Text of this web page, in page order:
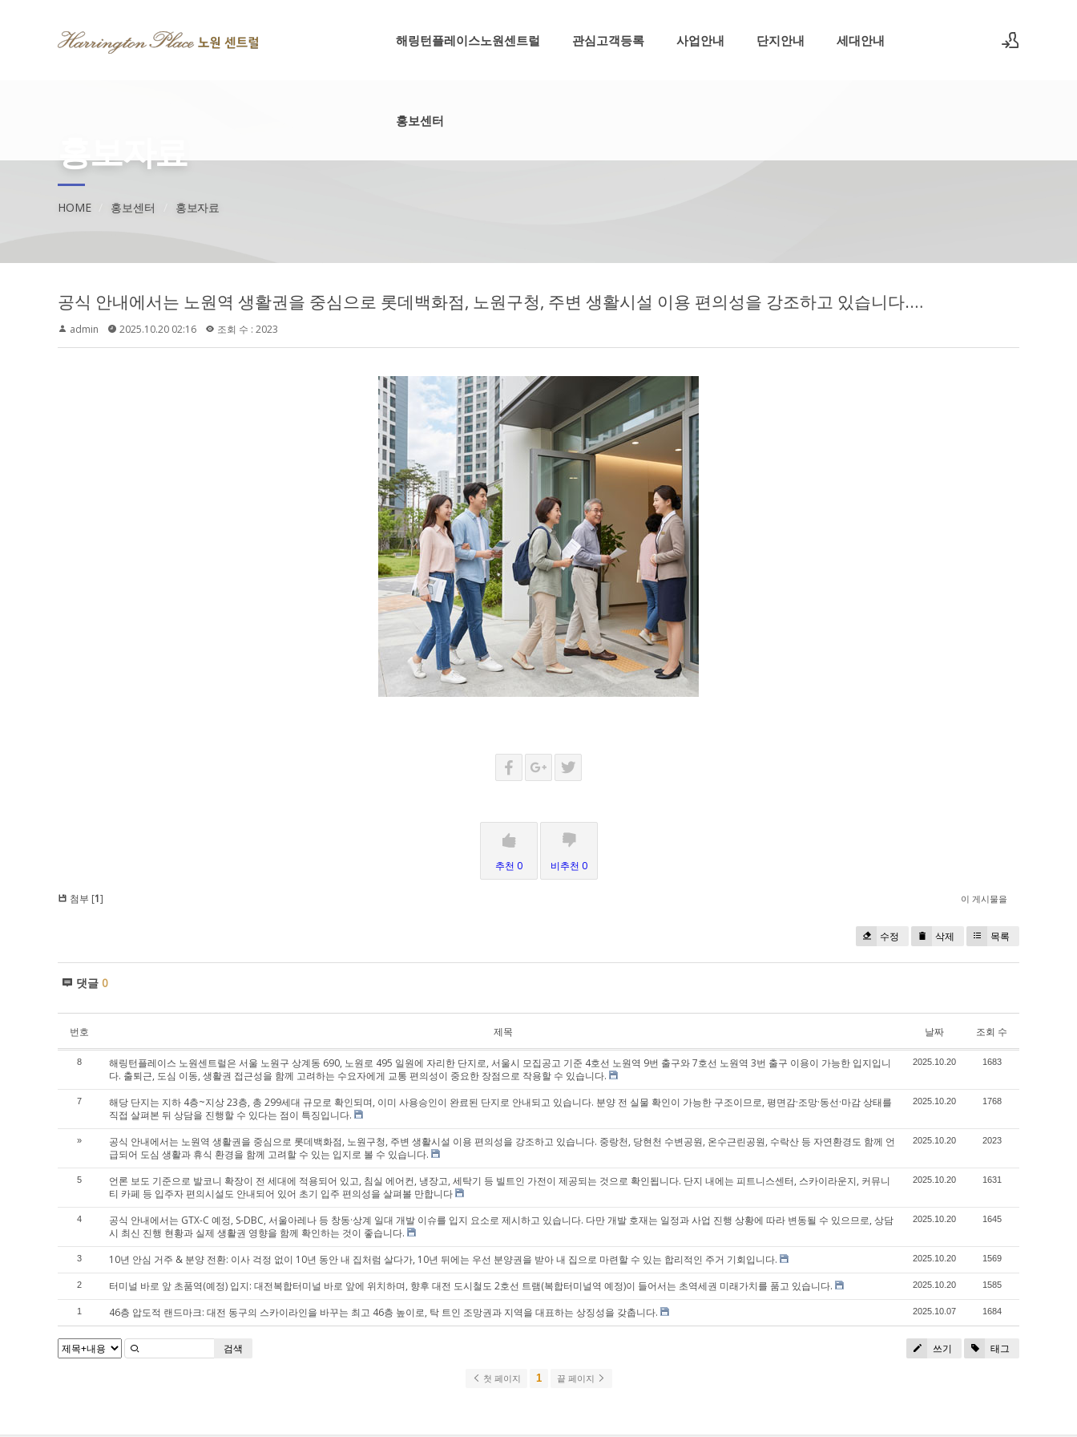
해링턴플레이스노원센트럴 관심고객등록 사업안내 단지안내 세대안내
홍보센터
홍보자료
HOME 홍보센터 홍보자료
공식 안내에서는 노원역 생활권을 중심으로 롯데백화점, 노원구청, 주변 생활시설 이용 편의성을 강조하고 있습니다. 중랑천, 당현천 수변공원, 온수근린공원, 수락산 등 자연환경도 함께 언급되어 도심 생활과 휴식 환경을 함께 고려할 수 있는 입지로 볼 수 있습니다.
admin 2025.10.20 02:16 조회 수 : 2023
추천 0 비추천 0
첨부 [1] 이 게시물을
수정 삭제 목록
댓글 0
번호 제목 날짜 조회 수
8
해링턴플레이스 노원센트럴은 서울 노원구 상계동 690, 노원로 495 일원에 자리한 단지로, 서울시 모집공고 기준 4호선 노원역 9번 출구와 7호선 노원역 3번 출구 이용이 가능한 입지입니
다. 출퇴근, 도심 이동, 생활권 접근성을 함께 고려하는 수요자에게 교통 편의성이 중요한 장점으로 작용할 수 있습니다.
2025.10.20 1683
7
해당 단지는 지하 4층~지상 23층, 총 299세대 규모로 확인되며, 이미 사용승인이 완료된 단지로 안내되고 있습니다. 분양 전 실물 확인이 가능한 구조이므로, 평면감·조망·동선·마감 상태를
직접 살펴본 뒤 상담을 진행할 수 있다는 점이 특징입니다.
2025.10.20 1768
»
공식 안내에서는 노원역 생활권을 중심으로 롯데백화점, 노원구청, 주변 생활시설 이용 편의성을 강조하고 있습니다. 중랑천, 당현천 수변공원, 온수근린공원, 수락산 등 자연환경도 함께 언
급되어 도심 생활과 휴식 환경을 함께 고려할 수 있는 입지로 볼 수 있습니다.
2025.10.20 2023
5
언론 보도 기준으로 발코니 확장이 전 세대에 적용되어 있고, 침실 에어컨, 냉장고, 세탁기 등 빌트인 가전이 제공되는 것으로 확인됩니다. 단지 내에는 피트니스센터, 스카이라운지, 커뮤니
티 카페 등 입주자 편의시설도 안내되어 있어 초기 입주 편의성을 살펴볼 만합니다
2025.10.20 1631
4
공식 안내에서는 GTX-C 예정, S-DBC, 서울아레나 등 창동·상계 일대 개발 이슈를 입지 요소로 제시하고 있습니다. 다만 개발 호재는 일정과 사업 진행 상황에 따라 변동될 수 있으므로, 상담
시 최신 진행 현황과 실제 생활권 영향을 함께 확인하는 것이 좋습니다.
2025.10.20 1645
3 10년 안심 거주 & 분양 전환: 이사 걱정 없이 10년 동안 내 집처럼 살다가, 10년 뒤에는 우선 분양권을 받아 내 집으로 마련할 수 있는 합리적인 주거 기회입니다. 2025.10.20 1569
2 터미널 바로 앞 초품역(예정) 입지: 대전복합터미널 바로 앞에 위치하며, 향후 대전 도시철도 2호선 트램(복합터미널역 예정)이 들어서는 초역세권 미래가치를 품고 있습니다. 2025.10.20 1585
1 46층 압도적 랜드마크: 대전 동구의 스카이라인을 바꾸는 최고 46층 높이로, 탁 트인 조망권과 지역을 대표하는 상징성을 갖춥니다. 2025.10.07 1684
쓰기 태그
검색
첫 페이지 1 끝 페이지